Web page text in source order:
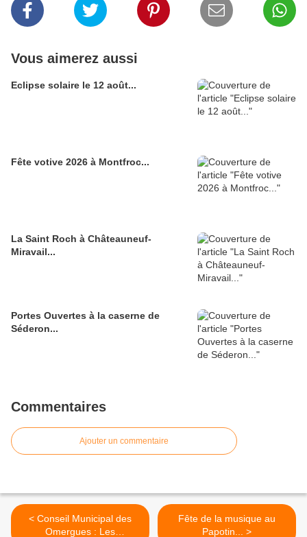
Vous aimerez aussi
Eclipse solaire le 12 août...
Fête votive 2026 à Montfroc...
La Saint Roch à Châteauneuf-
Miravail...
Portes Ouvertes à la caserne de
Séderon...
Commentaires
Ajouter un commentaire
< Conseil Municipal des
Omergues : Les
Fête de la musique au
Papotin... >